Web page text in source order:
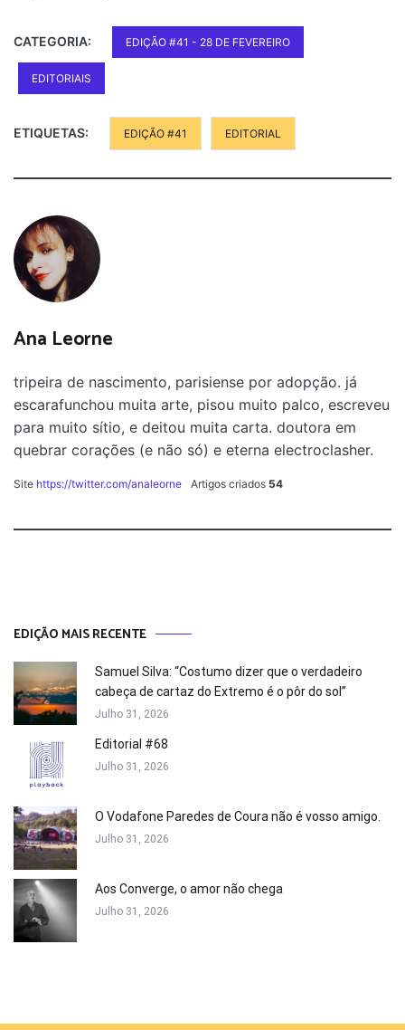
CATEGORIA: EDIÇÃO #41 - 28 DE FEVEREIRO
EDITORIAIS
ETIQUETAS: EDIÇÃO #41 EDITORIAL
Ana Leorne
tripeira de nascimento, parisiense por adopção. já
escarafunchou muita arte, pisou muito palco, escreveu
para muito sítio, e deitou muita carta. doutora em
quebrar corações (e não só) e eterna electroclasher.
Site https://twitter.com/analeorne Artigos criados 54
EDIÇÃO MAIS RECENTE
Samuel Silva: “Costumo dizer que o verdadeiro
cabeça de cartaz do Extremo é o pôr do sol”
Julho 31, 2026
Editorial #68
Julho 31, 2026
O Vodafone Paredes de Coura não é vosso amigo.
Julho 31, 2026
Aos Converge, o amor não chega
Julho 31, 2026